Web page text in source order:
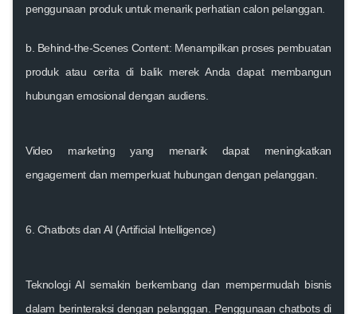
penggunaan produk untuk menarik perhatian calon pelanggan.
b. Behind-the-Scenes Content: Menampilkan proses pembuatan
produk atau cerita di balik merek Anda dapat membangun
hubungan emosional dengan audiens.
Video marketing yang menarik dapat meningkatkan
engagement dan memperkuat hubungan dengan pelanggan.
6. Chatbots dan AI (Artificial Intelligence)
Teknologi AI semakin berkembang dan mempermudah bisnis
dalam berinteraksi dengan pelanggan. Penggunaan chatbots di